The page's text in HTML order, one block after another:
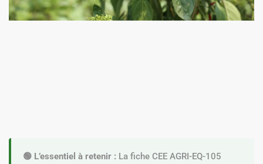
🟢 L’essentiel à retenir : La fiche CEE AGRI-EQ-105